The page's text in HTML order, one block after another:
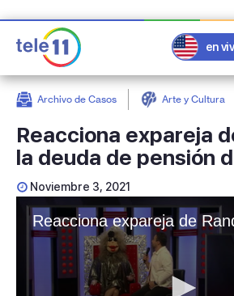
en
Archivo de Casos Arte y Cultura
Reacciona expareja
la deuda de pensión
Noviembre 3, 2021
post